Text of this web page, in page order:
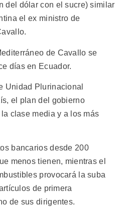
del dólar con el sucre) similar
el ex ministro de
de Cavallo se
días en Ecuador.
Unidad Plurinacional
el plan del gobierno
clase media y a los más
bancarios desde 200
menos tienen, mientras el
provocará la suba
de primera
de sus dirigentes.